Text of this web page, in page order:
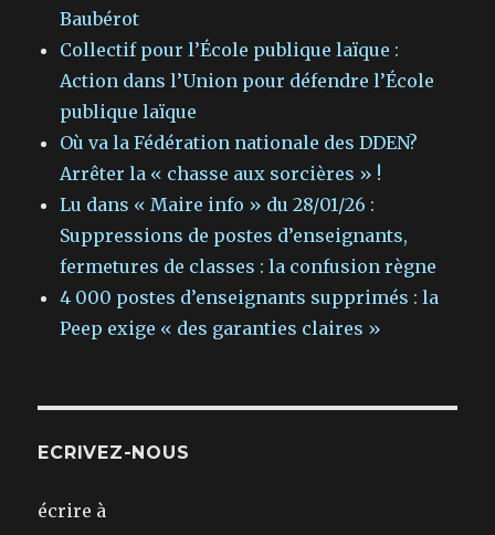
Baubérot
Collectif pour l’École publique laïque :
Action dans l’Union pour défendre l’École
publique laïque
Où va la Fédération nationale des DDEN?
Arrêter la « chasse aux sorcières » !
Lu dans « Maire info » du 28/01/26 :
Suppressions de postes d’enseignants,
fermetures de classes : la confusion règne
4 000 postes d’enseignants supprimés : la
Peep exige « des garanties claires »
ECRIVEZ-NOUS
écrire à